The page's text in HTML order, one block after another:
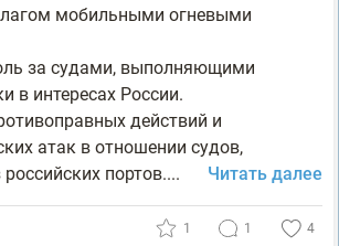
мобильными огневыми
за судами, выполняющими
в интересах России.
действий и
атак в отношении судов,
портов....
Читать далее
1 1 4